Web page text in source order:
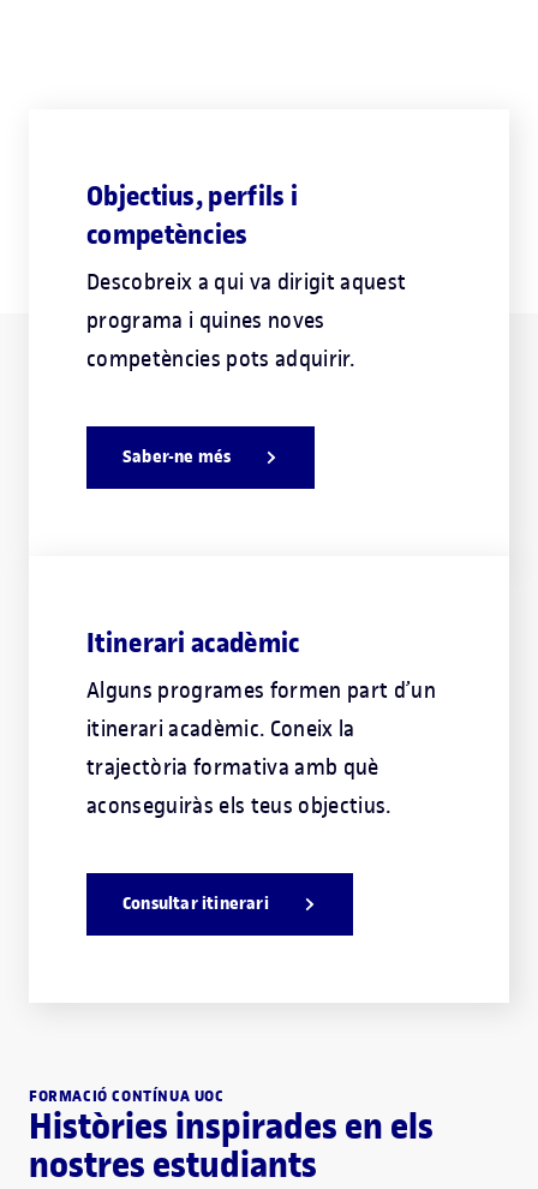
Objectius, perfils i
competències
Descobreix a qui va dirigit aquest
programa i quines noves
competències pots adquirir.
Saber-ne més
Itinerari acadèmic
Alguns programes formen part d’un
itinerari acadèmic. Coneix la
trajectòria formativa amb què
aconseguiràs els teus objectius.
Consultar itinerari
FORMACIÓ CONTÍNUA UOC
Històries inspirades en els
nostres estudiants